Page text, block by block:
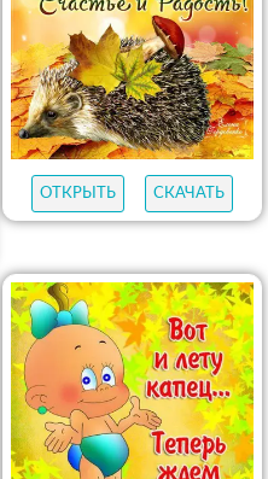
ОТКРЫТЬ СКАЧАТЬ